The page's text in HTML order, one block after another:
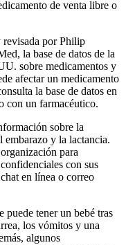
de venta libre o
por Philip
la base de datos de la
sobre medicamentos y
afectar un medicamento
la base de datos en
con un farmacéutico.
sobre la
embarazo y la lactancia.
para
con sus
en línea o correo
puede tener un bebé tras
los vómitos y una
algunos